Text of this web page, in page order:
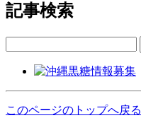
記事検索
このページのトップへ戻る